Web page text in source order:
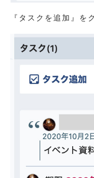
『タスクを追加』を